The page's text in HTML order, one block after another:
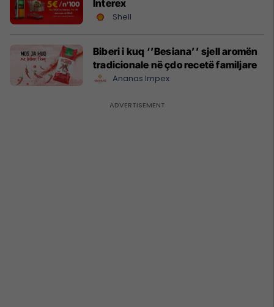
Interex
Shell
Biberi i kuq ‘’Besiana’’ sjell aromën
tradicionale në çdo recetë familjare
Ananas Impex